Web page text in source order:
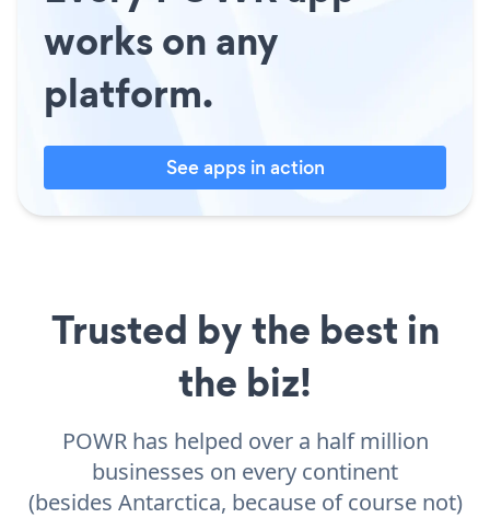
works on any
platform.
See apps in action
Trusted by the best in
the biz!
POWR has helped over a half million
businesses on every continent
(besides Antarctica, because of course not)